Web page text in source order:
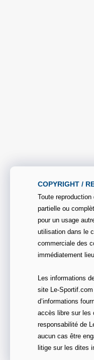
COPYRIGHT /
Toute
partielle ou
pour un usage
utilisation dans le
commerciale des
immédiatement
Les informations
site Le-
d’informations
accès libre sur les
responsabilité de
aucun cas être
litige sur les dites